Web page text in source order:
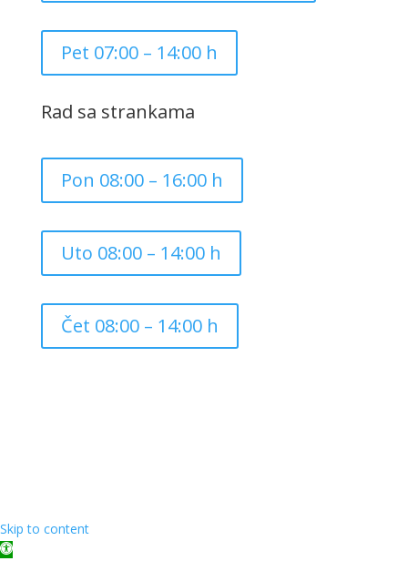
Pet 07:00 – 14:00 h
Rad sa strankama
Pon 08:00 – 16:00 h
Uto 08:00 – 14:00 h
Čet 08:00 – 14:00 h
Skip to content
Open toolbar